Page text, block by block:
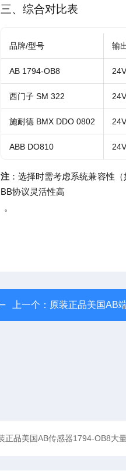
三、综合对比表
品牌/型号 输
AB 1794-OB8
西门子 SM 322
施耐德 BMX DDO 0802
ABB DO810
注 ：选择时需考虑系统兼容性
BB协议灵活性高
。
上一个： 原装正品美国AB